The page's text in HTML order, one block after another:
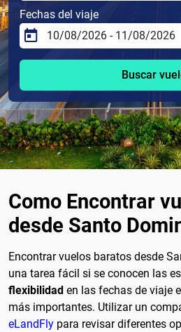
Fechas del viaje
Buscar
Como Encontrar
desde Santo
Encontrar vuelos baratos desde
una tarea fácil si se conocen las
flexibilidad en las fechas de viaje
más importantes. Utilizar un
eLandFly para revisar diferentes